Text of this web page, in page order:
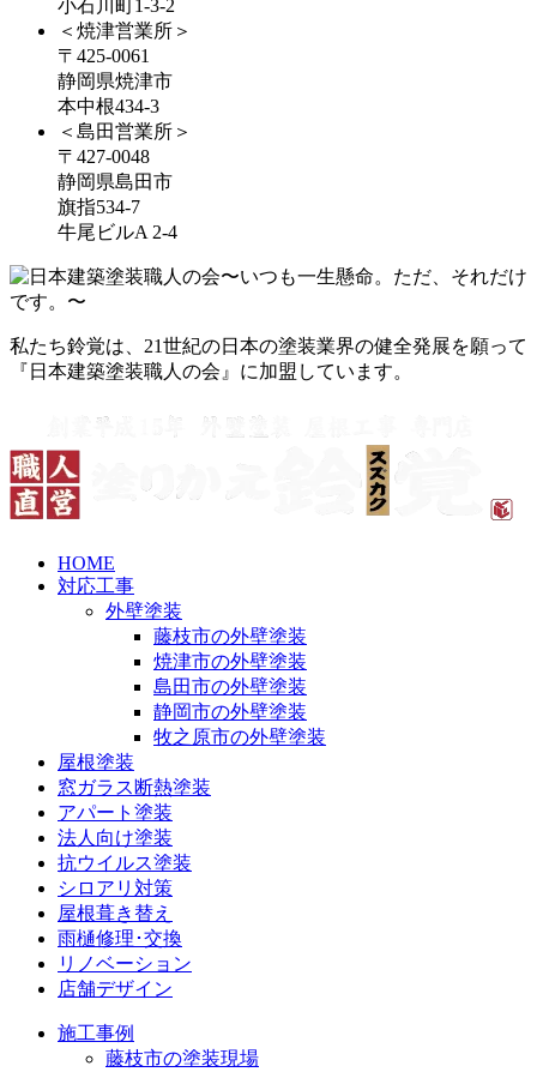
小石川町1-3-2
＜焼津営業所＞
〒425-0061
静岡県焼津市
本中根434-3
＜島田営業所＞
〒427-0048
静岡県島田市
旗指534-7
牛尾ビルA 2-4
私たち鈴覚は、21世紀の日本の塗装業界の健全発展を願って
『日本建築塗装職人の会』に加盟しています。
HOME
対応工事
外壁塗装
藤枝市の外壁塗装
焼津市の外壁塗装
島田市の外壁塗装
静岡市の外壁塗装
牧之原市の外壁塗装
屋根塗装
窓ガラス断熱塗装
アパート塗装
法人向け塗装
抗ウイルス塗装
シロアリ対策
屋根葺き替え
雨樋修理･交換
リノベーション
店舗デザイン
施工事例
藤枝市の塗装現場